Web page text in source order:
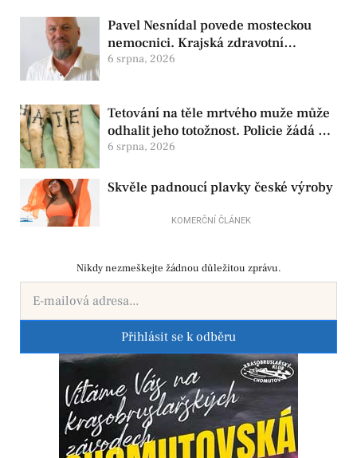
Pavel Nesnídal povede mosteckou
nemocnici. Krajská zdravotní
oznámila změnu ve vedení
6 srpna, 2026
Tetování na těle mrtvého muže může
odhalit jeho totožnost. Policie žádá o
pomoc
6 srpna, 2026
Skvěle padnoucí plavky české výroby
KOMERČNÍ ČLÁNEK
Nikdy nezmeškejte žádnou důležitou zprávu.
Přihlásit se k odběru